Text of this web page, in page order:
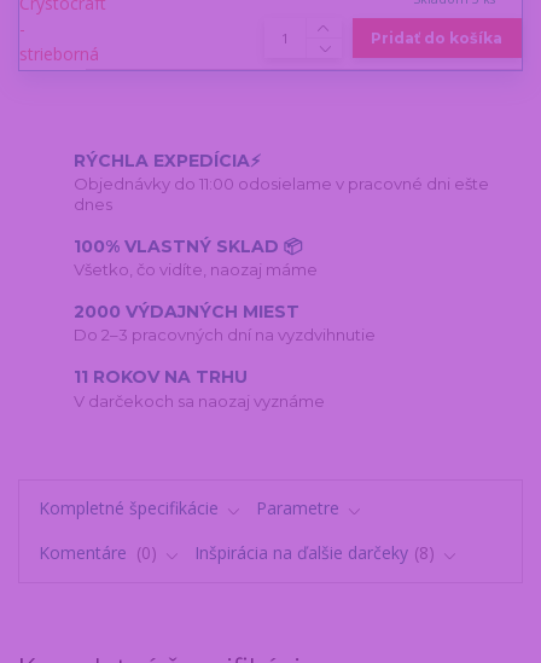
Pridať do košíka
RÝCHLA EXPEDÍCIA⚡
Objednávky do 11:00 odosielame v pracovné dni ešte
dnes
100% VLASTNÝ SKLAD 📦
Všetko, čo vidíte, naozaj máme
2000 VÝDAJNÝCH MIEST
Do 2–3 pracovných dní na vyzdvihnutie
11 ROKOV NA TRHU
V darčekoch sa naozaj vyznáme
Kompletné špecifikácie
Parametre
Komentáre
0 Inšpirácia na ďalšie darčeky 8